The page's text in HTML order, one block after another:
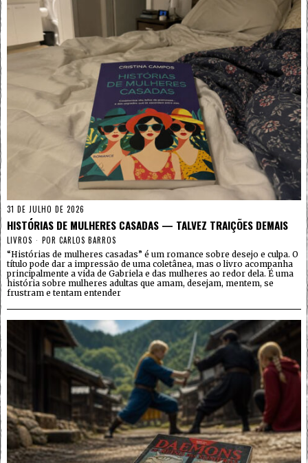
31 DE JULHO DE 2026
HISTÓRIAS DE MULHERES CASADAS — TALVEZ TRAIÇÕES DEMAIS
LIVROS POR CARLOS BARROS
“Histórias de mulheres casadas” é um romance sobre desejo e culpa. O
título pode dar a impressão de uma coletânea, mas o livro acompanha
principalmente a vida de Gabriela e das mulheres ao redor dela. É uma
história sobre mulheres adultas que amam, desejam, mentem, se
frustram e tentam entender